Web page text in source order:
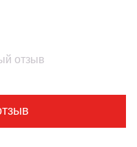
отзыв